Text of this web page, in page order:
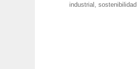
industrial ,sostenibilidad